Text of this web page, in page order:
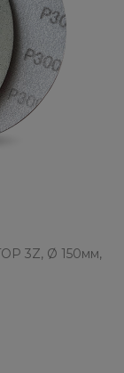
3Z, Ø 150мм,